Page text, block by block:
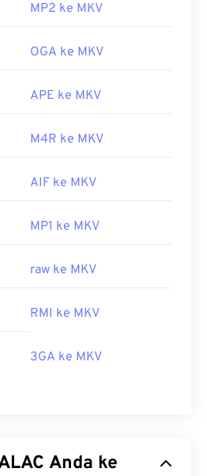
MP2 ke MKV
OGA ke MKV
APE ke MKV
M4R ke MKV
AIF ke MKV
MP1 ke MKV
raw ke MKV
RMI ke MKV
3GA ke MKV